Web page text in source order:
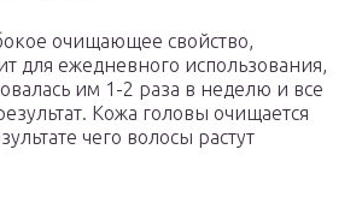
очищающее свойство,
для ежедневного использования,
им 1-2 раза в неделю и все
Кожа головы очищается
чего волосы растут